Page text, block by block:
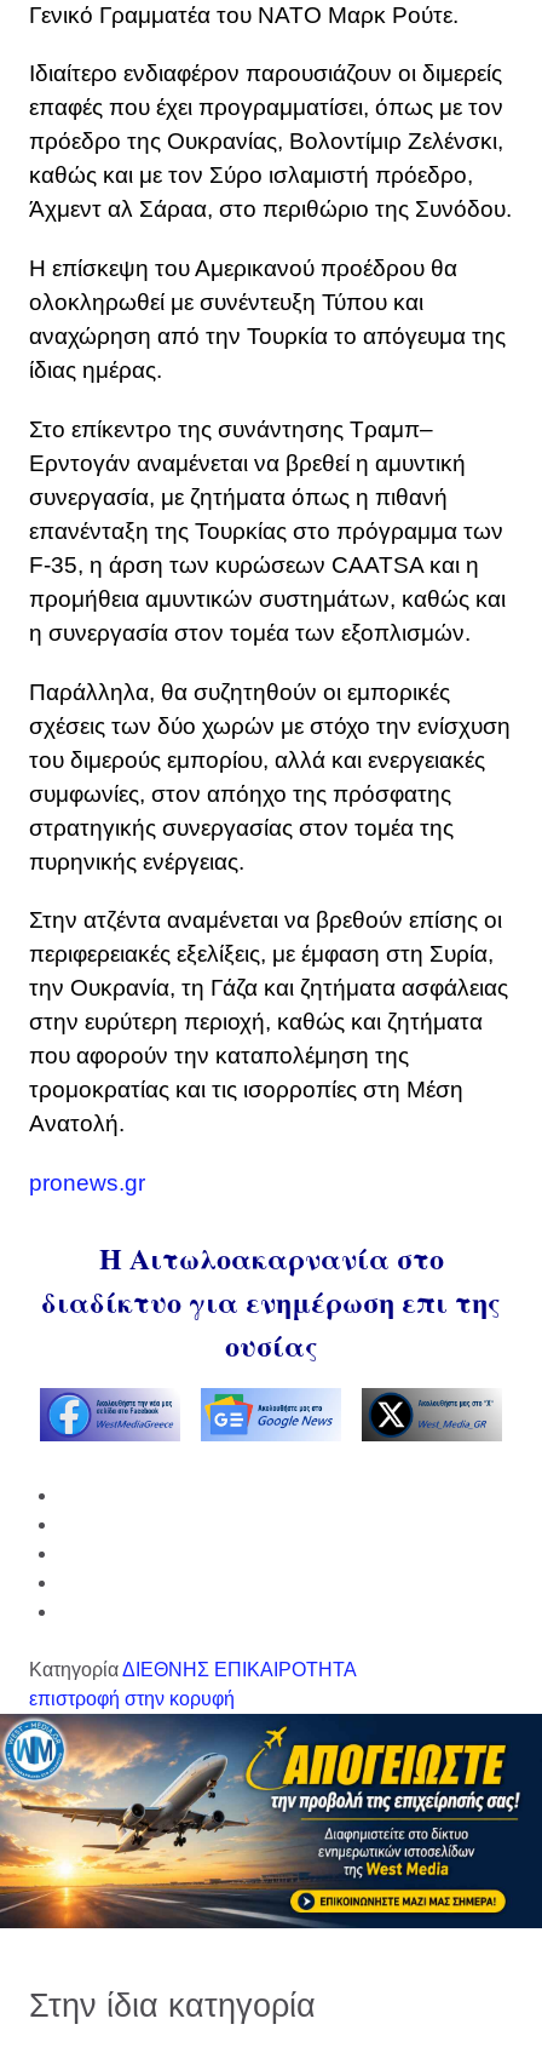
Γενικό Γραμματέα του ΝΑΤΟ Μαρκ Ρούτε.
Ιδιαίτερο ενδιαφέρον παρουσιάζουν οι διμερείς
επαφές που έχει προγραμματίσει, όπως με τον
πρόεδρο της Ουκρανίας, Βολοντίμιρ Ζελένσκι,
καθώς και με τον Σύρο ισλαμιστή πρόεδρο,
Άχμεντ αλ Σάραα, στο περιθώριο της Συνόδου.
Η επίσκεψη του Αμερικανού προέδρου θα
ολοκληρωθεί με συνέντευξη Τύπου και
αναχώρηση από την Τουρκία το απόγευμα της
ίδιας ημέρας.
Στο επίκεντρο της συνάντησης Τραμπ–
Ερντογάν αναμένεται να βρεθεί η αμυντική
συνεργασία, με ζητήματα όπως η πιθανή
επανένταξη της Τουρκίας στο πρόγραμμα των
F-35, η άρση των κυρώσεων CAATSA και η
προμήθεια αμυντικών συστημάτων, καθώς και
η συνεργασία στον τομέα των εξοπλισμών.
Παράλληλα, θα συζητηθούν οι εμπορικές
σχέσεις των δύο χωρών με στόχο την ενίσχυση
του διμερούς εμπορίου, αλλά και ενεργειακές
συμφωνίες, στον απόηχο της πρόσφατης
στρατηγικής συνεργασίας στον τομέα της
πυρηνικής ενέργειας.
Στην ατζέντα αναμένεται να βρεθούν επίσης οι
περιφερειακές εξελίξεις, με έμφαση στη Συρία,
την Ουκρανία, τη Γάζα και ζητήματα ασφάλειας
στην ευρύτερη περιοχή, καθώς και ζητήματα
που αφορούν την καταπολέμηση της
τρομοκρατίας και τις ισορροπίες στη Μέση
Ανατολή.
pronews.gr
Η Αιτωλοακαρνανία στο
διαδίκτυο για ενημέρωση επι της
ουσίας
ΚατηγορίαΔΙΕΘΝΗΣ ΕΠΙΚΑΙΡΟΤΗΤΑ
επιστροφή στην κορυφή
Στην ίδια κατηγορία